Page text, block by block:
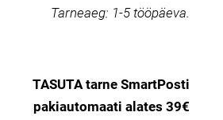
Tarneaeg: 1-5 tööpäeva.
TASUTA tarne SmartPosti
pakiautomaati alates 39€